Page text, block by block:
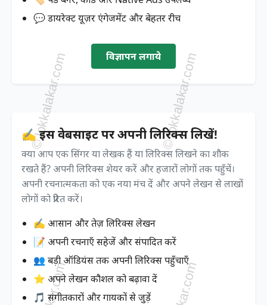
💬 डायरेक्ट यूज़र एंगेजमेंट और बेहतर रीच
विज्ञापन लगाये
✍️ इस वेबसाइट पर अपनी लिरिक्स लिखें!
क्या आप एक सिंगर या लेखक हैं या लिरिक्स लिखने का शौक
रखते हैं? अपनी लिरिक्स शेयर करें और हजारों लोगों तक पहुँचें।
अपनी रचनात्मकता को एक नया मंच दें और अपने लेखन से लाखों
लोगों को प्रेरित करें।
✍️ आसान और तेज़ लिरिक्स लेखन
📝 अपनी रचनाएँ सहेजें और संपादित करें
👥 बड़ी ऑडियंस तक अपनी लिरिक्स पहुँचाएँ
⭐ अपने लेखन कौशल को बढ़ावा दें
🎵 संगीतकारों और गायकों से जुड़ें